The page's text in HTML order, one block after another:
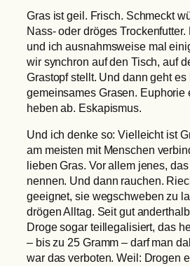
Gras ist geil. Frisch. Schmeckt
Nass- oder dröges
und ich ausnahmsweise mal
wir synchron auf den Tisch, auf
Grastopf stellt. Und dann geht es
gemeinsames Grasen. Euphorie
heben ab. Eskapismus.
Und ich denke so: Vielleicht ist
am meisten mit Menschen
lieben Gras. Vor allem jenes,
nennen. Und dann rauchen.
geeignet, sie wegschweben zu
drögen Alltag. Seit gut
Droge sogar teillegalisiert, das
– bis zu 25 Gramm – darf man
war das verboten. Weil: Drogen